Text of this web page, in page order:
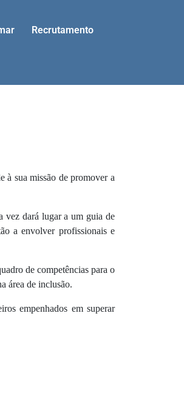
Recrutamento
sua missão de promover a
vez dará lugar a um guia de
a envolver profissionais e
de competências para o
área de inclusão.
empenhados em superar